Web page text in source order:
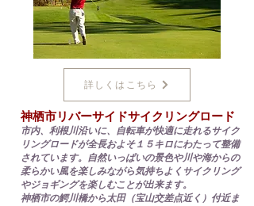
詳しくはこちら
神栖市リバーサイドサイクリングロード
市内、利根川沿いに、自転車が快適に走れるサイク
リングロードが全長およそ１５キロにわたって整備
されています。自然いっぱいの景色や川や海からの
柔らかい風を楽しみながら気持ちよくサイクリング
やジョギングを楽しむことが出来ます。
神栖市の鰐川橋から太田（宝山交差点近く）付近ま